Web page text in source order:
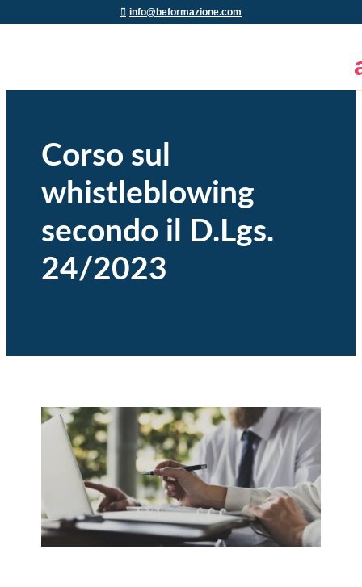
info@beformazione.com
Corso sul
whistleblowing
secondo il D.Lgs.
24/2023